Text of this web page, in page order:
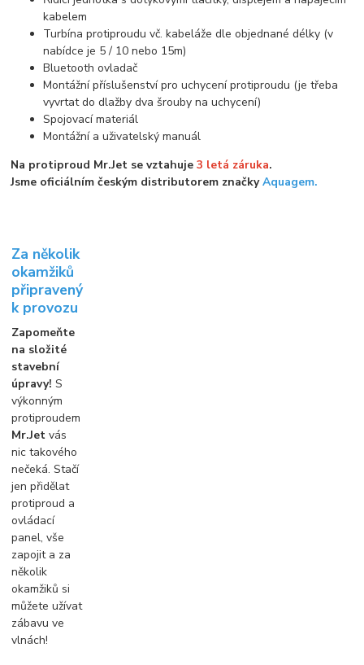
kabelem
Turbína protiproudu vč. kabeláže dle objednané délky (v
nabídce je 5 / 10 nebo 15m)
Bluetooth ovladač
Montážní příslušenství pro uchycení protiproudu (je třeba
vyvrtat do dlažby dva šrouby na uchycení)
Spojovací materiál
Montážní a uživatelský manuál
Na protiproud Mr.Jet se vztahuje3 letá záruka.
Jsme oficiálním českým distributorem značkyAquagem.
Za několik
okamžiků
připravený
k provozu
Zapomeňte
na složité
stavební
úpravy! S
výkonným
protiproudem
Mr.Jet vás
nic takového
nečeká. Stačí
jen přidělat
protiproud a
ovládací
panel, vše
zapojit a za
několik
okamžiků si
můžete užívat
zábavu ve
vlnách!